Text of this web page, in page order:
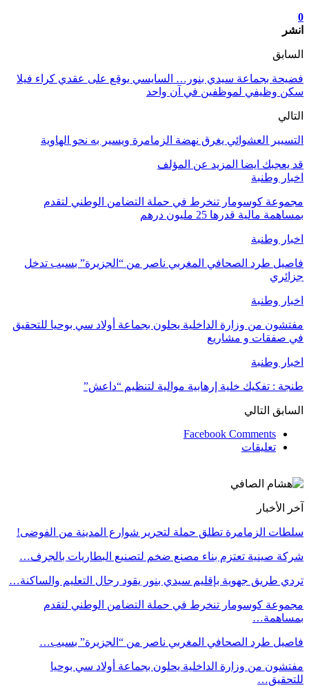
0
انشر
السابق
فضيحة بجماعة سيدي بنور… السايسي يوقع على عقدي كراء فيلا
سكن وظيفي لموظفين في آن واحد
التالي
التسيير العشوائي يغرق نهضة الزمامرة ويسير به نحو الهاوية
قد يعجبك ايضا المزيد عن المؤلف
اخبار وطنبة
مجموعة كوسومار تنخرط في حملة التضامن الوطني لتقدم
بمساهمة مالية قدرها 25 مليون درهم
اخبار وطنبة
فاصيل طرد الصحافي المغربي ناصر من “الجزيرة” بسبب تدخل
جزائري
اخبار وطنبة
مفتشون من وزارة الداخلية يحلون بجماعة أولاد سي بوحيا للتحقيق
في صفقات و مشاريع
اخبار وطنبة
طنجة : تفكيك خلية إرهابية موالية لتنظيم “داعش”
السابق التالي
Facebook Comments
تعليقات
آخر الأخبار
سلطات الزمامرة تطلق حملة لتحرير شوارع المدينة من الفوضى!
شركة صينية تعتزم بناء مصنع ضخم لتصنيع البطاريات بالجرف…
تردي طريق جهوية بإقليم سيدي بنور يقود رجال التعليم والساكنة…
مجموعة كوسومار تنخرط في حملة التضامن الوطني لتقدم
بمساهمة…
فاصيل طرد الصحافي المغربي ناصر من “الجزيرة” بسبب…
مفتشون من وزارة الداخلية يحلون بجماعة أولاد سي بوحيا
للتحقيق…